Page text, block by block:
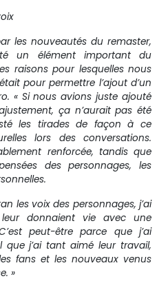
les nouveautés du remaster,
un élément important du
raisons pour lesquelles nous
pour permettre l’ajout d’un
« Si nous avions juste ajouté
ça n’aurait pas été
les tirades de façon à ce
lors des conversations.
renforcée, tandis que
des personnages, les
les voix des personnages, j’ai
donnaient vie avec une
peut-être parce que j’ai
que j’ai tant aimé leur travail,
fans et les nouveaux venus
»